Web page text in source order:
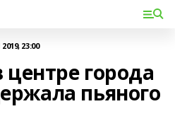
23:00
города
пьяного